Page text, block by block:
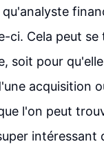
ci. Cela peut
soit pour
acquisition
l'on peut
intéressant